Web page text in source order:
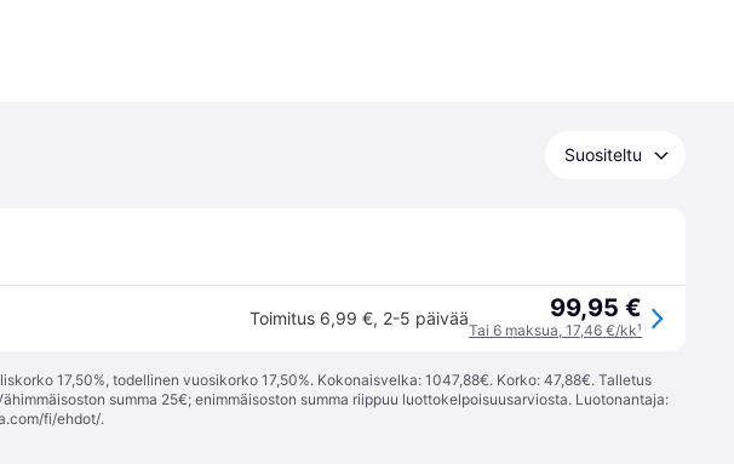
Suositeltu
Toimitus 6,99 €, 2-5 päivää 99,95 €
Tai 6 maksua, 17,46 €/kk¹
17,50%, todellinen vuosikorko 17,50%. Kokonaisvelka: 1047,88€. Korko: 47,88€. Talletus
summa 25€; enimmäisoston summa riippuu luottokelpoisuusarviosta. Luotonantaja:
fi/ehdot/.